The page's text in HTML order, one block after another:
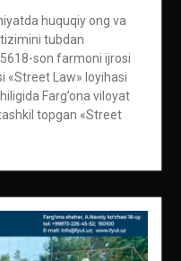
huquqiy ong va
tubdan
son farmoni ijrosi
«Street Law» loyihasi
Farg’ona viloyat
topgan «Street